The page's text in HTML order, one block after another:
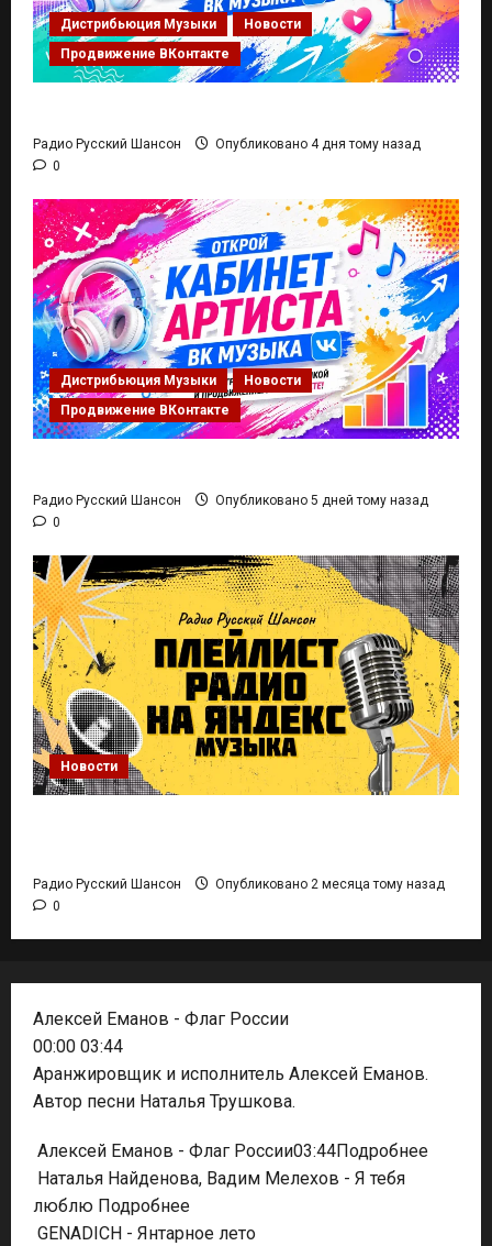
Дистрибьюция Музыки
Новости
Продвижение ВКонтакте
Радио Русский Шансон
Опубликовано 4 дня тому назад
0
Дистрибьюция Музыки
Новости
Продвижение ВКонтакте
Радио Русский Шансон
Опубликовано 5 дней тому назад
0
Новости
Радио Русский Шансон
Опубликовано 2 месяца тому назад
0
Алексей Еманов - Флаг России
00:00 03:44
Аранжировщик и исполнитель Алексей Еманов.
Автор песни Наталья Трушкова.
Алексей Еманов - Флаг России03:44Подробнее
Наталья Найденова, Вадим Мелехов - Я тебя
люблю Подробнее
GENADICH - Янтарное лето